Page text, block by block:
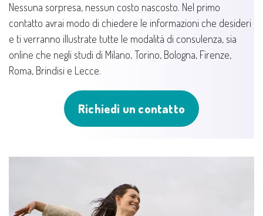
Nessuna sorpresa, nessun costo nascosto. Nel primo
contatto avrai modo di chiedere le informazioni che desideri
e ti verranno illustrate tutte le modalità di consulenza, sia
online che negli studi di Milano, Torino, Bologna, Firenze,
Roma, Brindisi e Lecce.
Richiedi un contatto